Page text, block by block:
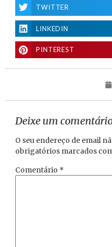
TWITTER
LINKEDIN
PINTEREST
Deixe um
O seu endereço de email
obrigatórios marcados
Comentário *